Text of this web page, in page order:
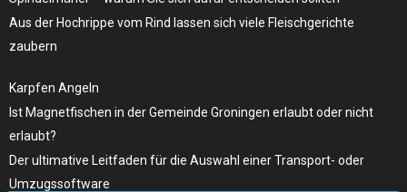
Aus der Hochrippe vom Rind lassen sich viele Fleischgerichte
zaubern
Karpfen Angeln
Ist Magnetfischen in der Gemeinde Groningen erlaubt oder nicht
erlaubt?
Der ultimative Leitfaden für die Auswahl einer Transport- oder
Umzugssoftware